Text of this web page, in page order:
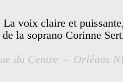
La voix claire et
de la soprano Corinne
du Centre - Orléans